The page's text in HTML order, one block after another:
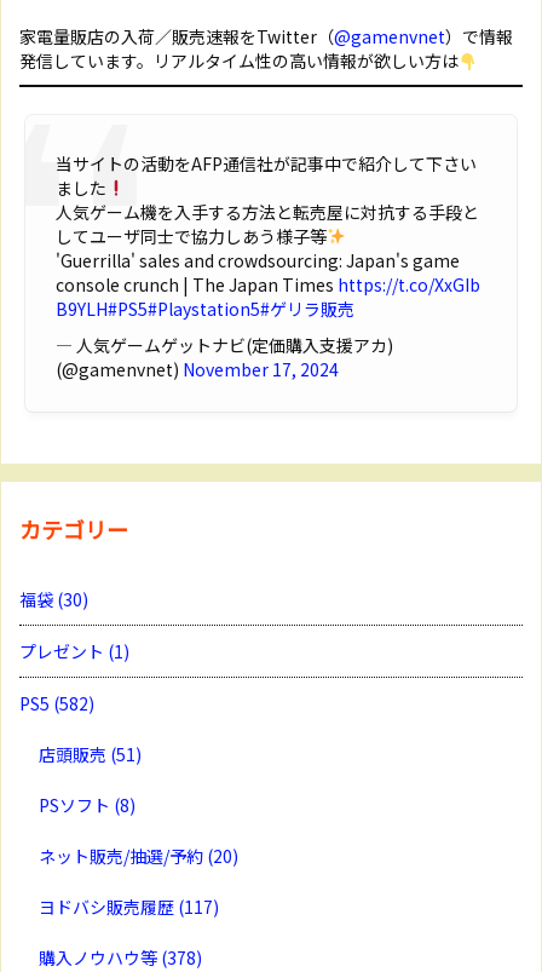
家電量販店の入荷／販売速報をTwitter（@gamenvnet）で情報
発信しています。リアルタイム性の高い情報が欲しい方は
当サイトの活動をAFP通信社が記事中で紹介して下さい
ました
人気ゲーム機を入手する方法と転売屋に対抗する手段と
してユーザ同士で協力しあう様子等
'Guerrilla' sales and crowdsourcing: Japan's game
console crunch | The Japan Times https://t.co/XxGIb
B9YLH#PS5#Playstation5#ゲリラ販売
— 人気ゲームゲットナビ(定価購入支援アカ)
(@gamenvnet) November 17, 2024
カテゴリー
福袋 (30)
プレゼント (1)
PS5 (582)
店頭販売 (51)
PSソフト (8)
ネット販売/抽選/予約 (20)
ヨドバシ販売履歴 (117)
購入ノウハウ等 (378)